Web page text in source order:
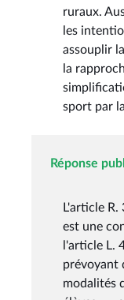
ruraux.
les
assouplir
la
sport par
Réponse
L'article
est une
l'article L.
prévoyant
modalités